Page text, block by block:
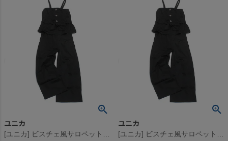
ユニカ
[ユニカ] ビスチェ風サロペット ブラック(4)
ユニカ
[ユニカ] ビスチェ風サロペット ブラック(4)